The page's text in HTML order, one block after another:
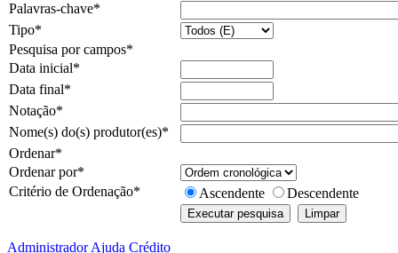
Palavras-chave*
Tipo*
Pesquisa por campos*
Data inicial*
Data final*
Notação*
Nome(s) do(s) produtor(es)*
Ordenar*
Ordenar por*
Critério de Ordenação* Ascendente Descendente
AdministradorAjuda Crédito